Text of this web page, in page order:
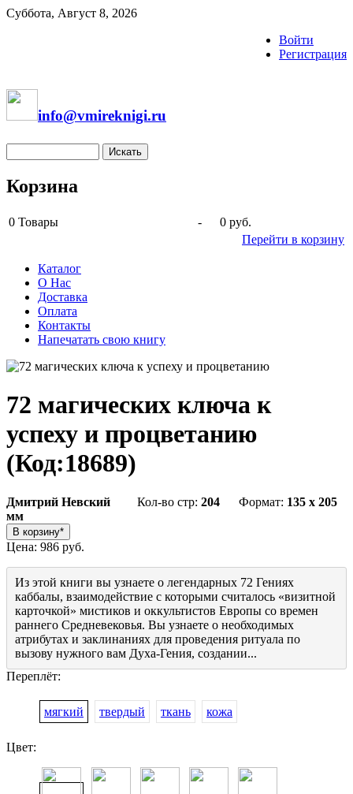
Суббота, Август 8, 2026
Войти
Регистрация
info@vmireknigi.ru
Корзина
0 Товары -
0 руб.
Перейти в корзину
Каталог
О Нас
Доставка
Оплата
Контакты
Напечатать свою книгу
72 магических ключа к
успеху и процветанию
(Код:18689)
Дмитрий Невский Кол-во стр: 204 Формат: 135 x 205
мм
Цена: 986 руб.
Из этой книги вы узнаете о легендарных 72 Гениях
каббалы, взаимодействие с которыми считалось «визитной
карточкой» мистиков и оккультистов Европы со времен
раннего Средневековья. Вы узнаете о необходимых
атрибутах и заклинаниях для проведения ритуала по
вызову нужного вам Духа-Гения, создании...
Переплёт:
мягкий твердый ткань кожа
Цвет: